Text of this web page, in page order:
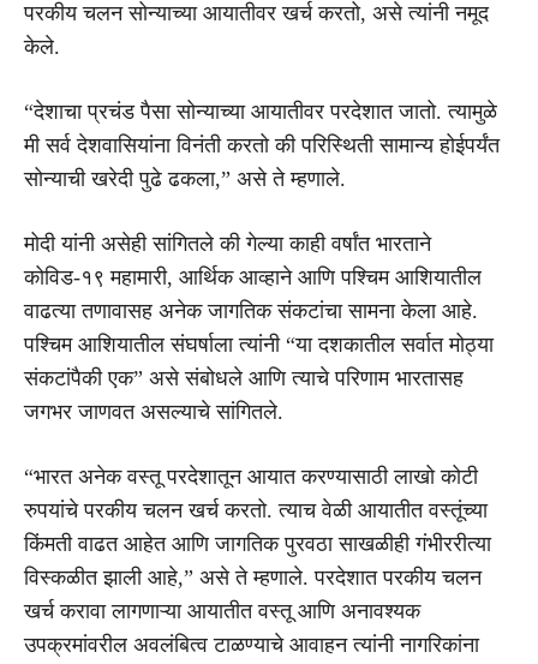
परकीय चलन सोन्याच्या आयातीवर खर्च करतो, असे त्यांनी नमूद
केले.
“देशाचा प्रचंड पैसा सोन्याच्या आयातीवर परदेशात जातो. त्यामुळे
मी सर्व देशवासियांना विनंती करतो की परिस्थिती सामान्य होईपर्यंत
सोन्याची खरेदी पुढे ढकला,” असे ते म्हणाले.
मोदी यांनी असेही सांगितले की गेल्या काही वर्षांत भारताने
कोविड-१९ महामारी, आर्थिक आव्हाने आणि पश्चिम आशियातील
वाढत्या तणावासह अनेक जागतिक संकटांचा सामना केला आहे.
पश्चिम आशियातील संघर्षाला त्यांनी “या दशकातील सर्वात मोठ्या
संकटांपैकी एक” असे संबोधले आणि त्याचे परिणाम भारतासह
जगभर जाणवत असल्याचे सांगितले.
“भारत अनेक वस्तू परदेशातून आयात करण्यासाठी लाखो कोटी
रुपयांचे परकीय चलन खर्च करतो. त्याच वेळी आयातीत वस्तूंच्या
किंमती वाढत आहेत आणि जागतिक पुरवठा साखळीही गंभीररीत्या
विस्कळीत झाली आहे,” असे ते म्हणाले. परदेशात परकीय चलन
खर्च करावा लागणाऱ्या आयातीत वस्तू आणि अनावश्यक
उपक्रमांवरील अवलंबित्व टाळण्याचे आवाहन त्यांनी नागरिकांना